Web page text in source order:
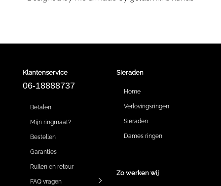
Klantenservice
06-18888737
Betalen
Mijn ringmaat?
Bestellen
Garanties
Ruilen en retour
FAQ vragen
Sieraden
Home
Verlovingsringen
Sieraden
Dames ringen
Zo werken wij